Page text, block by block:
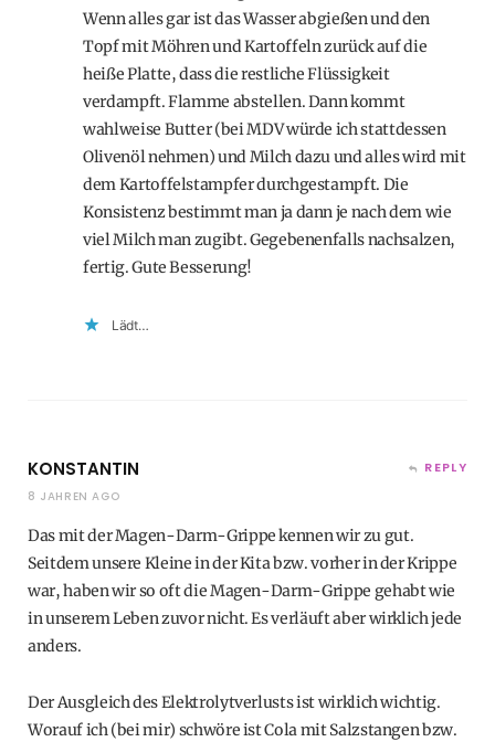
Wenn alles gar ist das Wasser abgießen und den
Topf mit Möhren und Kartoffeln zurück auf die
heiße Platte, dass die restliche Flüssigkeit
verdampft. Flamme abstellen. Dann kommt
wahlweise Butter (bei MDV würde ich stattdessen
Olivenöl nehmen) und Milch dazu und alles wird mit
dem Kartoffelstampfer durchgestampft. Die
Konsistenz bestimmt man ja dann je nach dem wie
viel Milch man zugibt. Gegebenenfalls nachsalzen,
fertig. Gute Besserung!
Lädt…
KONSTANTIN
8 JAHREN AGO
REPLY
Das mit der Magen-Darm-Grippe kennen wir zu gut.
Seitdem unsere Kleine in der Kita bzw. vorher in der Krippe
war, haben wir so oft die Magen-Darm-Grippe gehabt wie
in unserem Leben zuvor nicht. Es verläuft aber wirklich jede
anders.
Der Ausgleich des Elektrolytverlusts ist wirklich wichtig.
Worauf ich (bei mir) schwöre ist Cola mit Salzstangen bzw.